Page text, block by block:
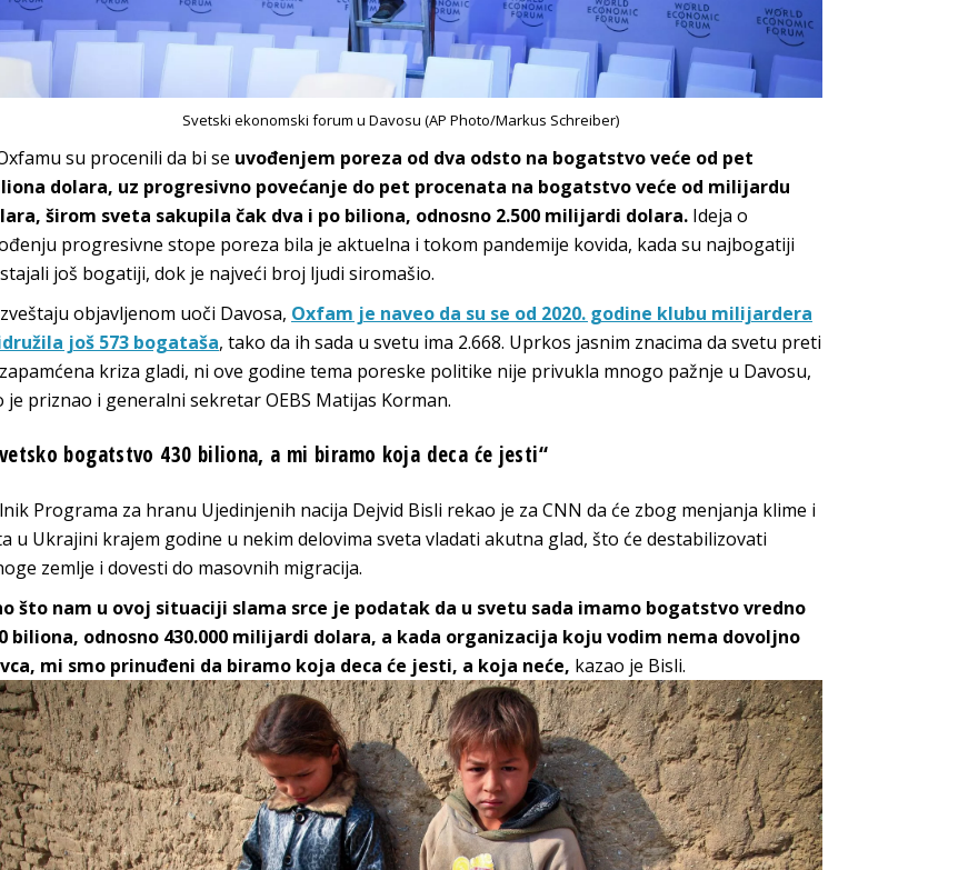
Svetski ekonomski forum u Davosu (AP Photo/Markus Schreiber)
su procenili da bi se uvođenjem poreza od dva odsto na bogatstvo veće od pet
dolara, uz progresivno povećanje do pet procenata na bogatstvo veće od milijardu
širom sveta sakupila čak dva i po biliona, odnosno 2.500 milijardi dolara. Ideja o
progresivne stope poreza bila je aktuelna i tokom pandemije kovida, kada su najbogatiji
još bogatiji, dok je najveći broj ljudi siromašio.
objavljenom uoči Davosa, Oxfam je naveo da su se od 2020. godine klubu milijardera
još 573 bogataša, tako da ih sada u svetu ima 2.668. Uprkos jasnim znacima da svetu preti
kriza gladi, ni ove godine tema poreske politike nije privukla mnogo pažnje u Davosu,
je priznao i generalni sekretar OEBS Matijas Korman.
bogatstvo 430 biliona, a mi biramo koja deca će jesti“
Programa za hranu Ujedinjenih nacija Dejvid Bisli rekao je za CNN da će zbog menjanja klime i
u Ukrajini krajem godine u nekim delovima sveta vladati akutna glad, što će destabilizovati
zemlje i dovesti do masovnih migracija.
što nam u ovoj situaciji slama srce je podatak da u svetu sada imamo bogatstvo vredno
biliona, odnosno 430.000 milijardi dolara, a kada organizacija koju vodim nema dovoljno
mi smo prinuđeni da biramo koja deca će jesti, a koja neće, kazao je Bisli.